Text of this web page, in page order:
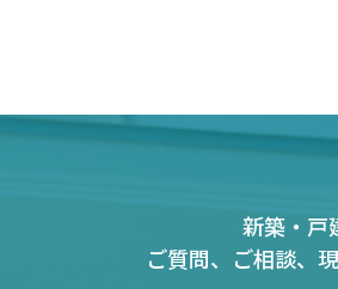
新築・戸
ご質問、ご相談、